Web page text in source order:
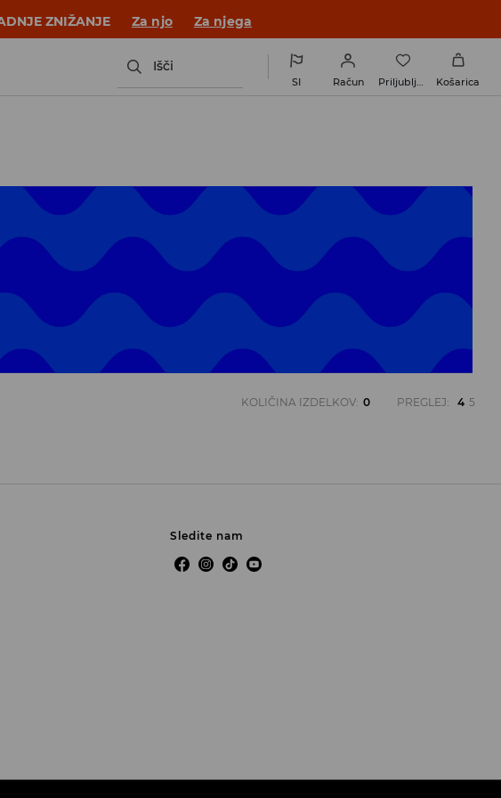
šolsko leto v novem outfitu! Za njo
Išči
SI Račun Priljubljene Košarica
KOLIČINA IZDELKOV: 0 PREGLEJ: 4 5
Sledite nam